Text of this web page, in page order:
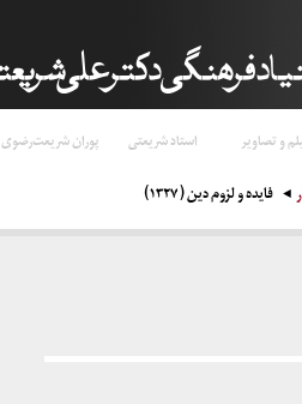
و تصاویر استاد شریعتی پوران شریعت‌رضوی
فایده و لزوم دین ( ۱۳۲۷)